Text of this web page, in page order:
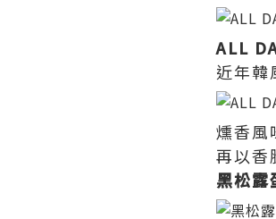
ALL
近年韓
燻香風
再以香
黑松露